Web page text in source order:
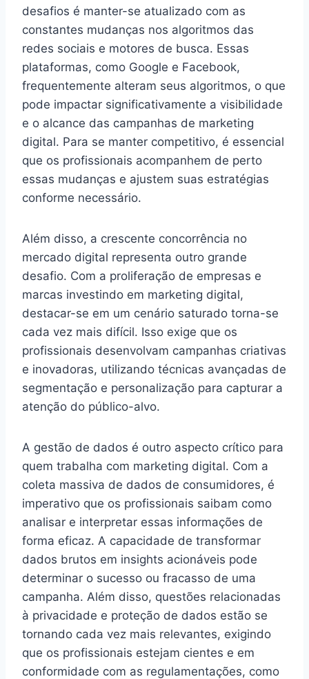
desafios é manter-se atualizado com as
constantes mudanças nos algoritmos das
redes sociais e motores de busca. Essas
plataformas, como Google e Facebook,
frequentemente alteram seus algoritmos, o que
pode impactar significativamente a visibilidade
e o alcance das campanhas de marketing
digital. Para se manter competitivo, é essencial
que os profissionais acompanhem de perto
essas mudanças e ajustem suas estratégias
conforme necessário.
Além disso, a crescente concorrência no
mercado digital representa outro grande
desafio. Com a proliferação de empresas e
marcas investindo em marketing digital,
destacar-se em um cenário saturado torna-se
cada vez mais difícil. Isso exige que os
profissionais desenvolvam campanhas criativas
e inovadoras, utilizando técnicas avançadas de
segmentação e personalização para capturar a
atenção do público-alvo.
A gestão de dados é outro aspecto crítico para
quem trabalha com marketing digital. Com a
coleta massiva de dados de consumidores, é
imperativo que os profissionais saibam como
analisar e interpretar essas informações de
forma eficaz. A capacidade de transformar
dados brutos em insights acionáveis pode
determinar o sucesso ou fracasso de uma
campanha. Além disso, questões relacionadas
à privacidade e proteção de dados estão se
tornando cada vez mais relevantes, exigindo
que os profissionais estejam cientes e em
conformidade com as regulamentações, como